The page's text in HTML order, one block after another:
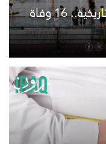
كوريا الجنوبية تواجه موجة حر تاريخية.. 16 وفاة